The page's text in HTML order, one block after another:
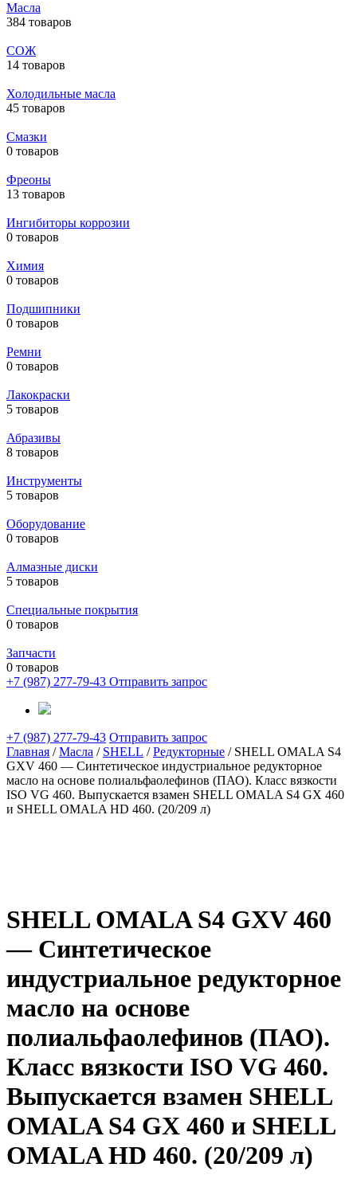
Масла
384 товаров
СОЖ
14 товаров
Холодильные масла
45 товаров
Смазки
0 товаров
Фреоны
13 товаров
Ингибиторы коррозии
0 товаров
Химия
0 товаров
Подшипники
0 товаров
Ремни
0 товаров
Лакокраски
5 товаров
Абразивы
8 товаров
Инструменты
5 товаров
Оборудование
0 товаров
Алмазные диски
5 товаров
Специальные покрытия
0 товаров
Запчасти
0 товаров
+7 (987) 277-79-43 Отправить запрос
+7 (987) 277-79-43 Отправить запрос
Главная /Масла / SHELL /Редукторные / SHELL OMALA S4
GXV 460 — Синтетическое индустриальное редукторное
масло на основе полиальфаолефинов (ПАО). Класс вязкости
ISO VG 460. Выпускается взамен SHELL OMALA S4 GX 460
и SHELL OMALA HD 460. (20/209 л)
SHELL OMALA S4 GXV 460
— Синтетическое
индустриальное редукторное
масло на основе
полиальфаолефинов (ПАО).
Класс вязкости ISO VG 460.
Выпускается взамен SHELL
OMALA S4 GX 460 и SHELL
OMALA HD 460. (20/209 л)